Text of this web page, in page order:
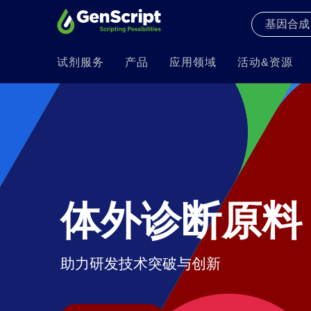
试剂服务 产品 应用领域 活动&资源
体外诊断原料
助力研发技术突破与创新